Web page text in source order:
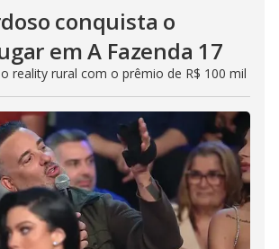
conquista o
em A Fazenda 17
reality rural com o prêmio de R$ 100 mil